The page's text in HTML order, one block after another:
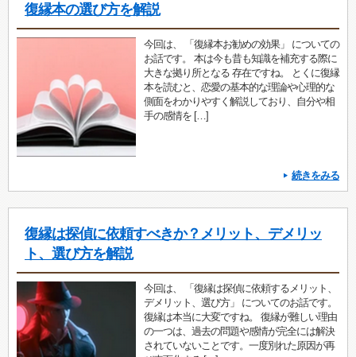
復縁本の選び方を解説
今回は、 「復縁本お勧めの効果」 についての
お話です。 本は今も昔も知識を補充する際に
大きな拠り所となる 存在ですね。 とくに復縁
本を読むと、恋愛の基本的な理論や心理的な
側面をわかりやすく解説しており、自分や相
手の感情を […]
続きをみる
復縁は探偵に依頼すべきか？メリット、デメリッ
ト、選び方を解説
今回は、 「復縁は探偵に依頼するメリット、
デメリット、選び方」 についてのお話です。
復縁は本当に大変ですね。 復縁が難しい理由
の一つは、過去の問題や感情が完全には解決
されていないことです。一度別れた原因が再